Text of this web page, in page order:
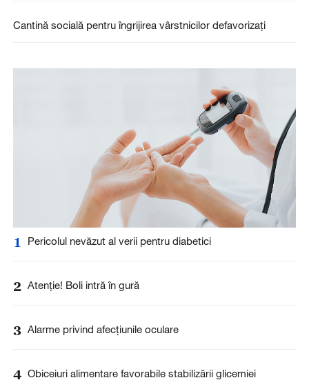
Cantină socială pentru îngrijirea vârstnicilor defavorizați
1 Pericolul nevăzut al verii pentru diabetici
2 Atenție! Boli intră în gură
3 Alarme privind afecțiunile oculare
4 Obiceiuri alimentare favorabile stabilizării glicemiei